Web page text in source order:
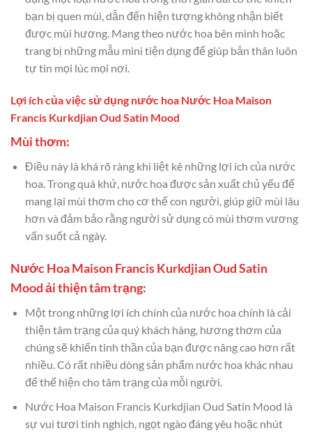
bạn bị quen mùi, dẫn đến hiện tượng không nhận biết
được mùi hương. Mang theo nước hoa bên mình hoặc
trang bị những mẫu mini tiện dụng để giúp bản thân luôn
tự tin mọi lúc mọi nơi.
Lợi ích của việc sử dụng nước hoa Nước Hoa Maison
Francis Kurkdjian Oud Satin Mood
Mùi thơm:
Điều này là khá rõ ràng khi liệt kê những lợi ích của nước
hoa. Trong quá khứ, nước hoa được sản xuất chủ yếu để
mang lại mùi thơm cho cơ thể con người, giúp giữ mùi lâu
hơn và đảm bảo rằng người sử dụng có mùi thơm vương
vấn suốt cả ngày.
Nước Hoa Maison Francis Kurkdjian Oud Satin
Mood ải thiện tâm trạng:
Một trong những lợi ích chính của nước hoa chính là cải
thiện tâm trạng của quý khách hàng, hương thơm của
chúng sẽ khiến tinh thần của bạn được nâng cao hơn rất
nhiều. Có rất nhiều dòng sản phẩm nước hoa khác nhau
để thể hiện cho tâm trạng của mỗi người.
Nước Hoa Maison Francis Kurkdjian Oud Satin Mood là
sự vui tươi tinh nghịch, ngọt ngào đáng yêu hoặc nhút